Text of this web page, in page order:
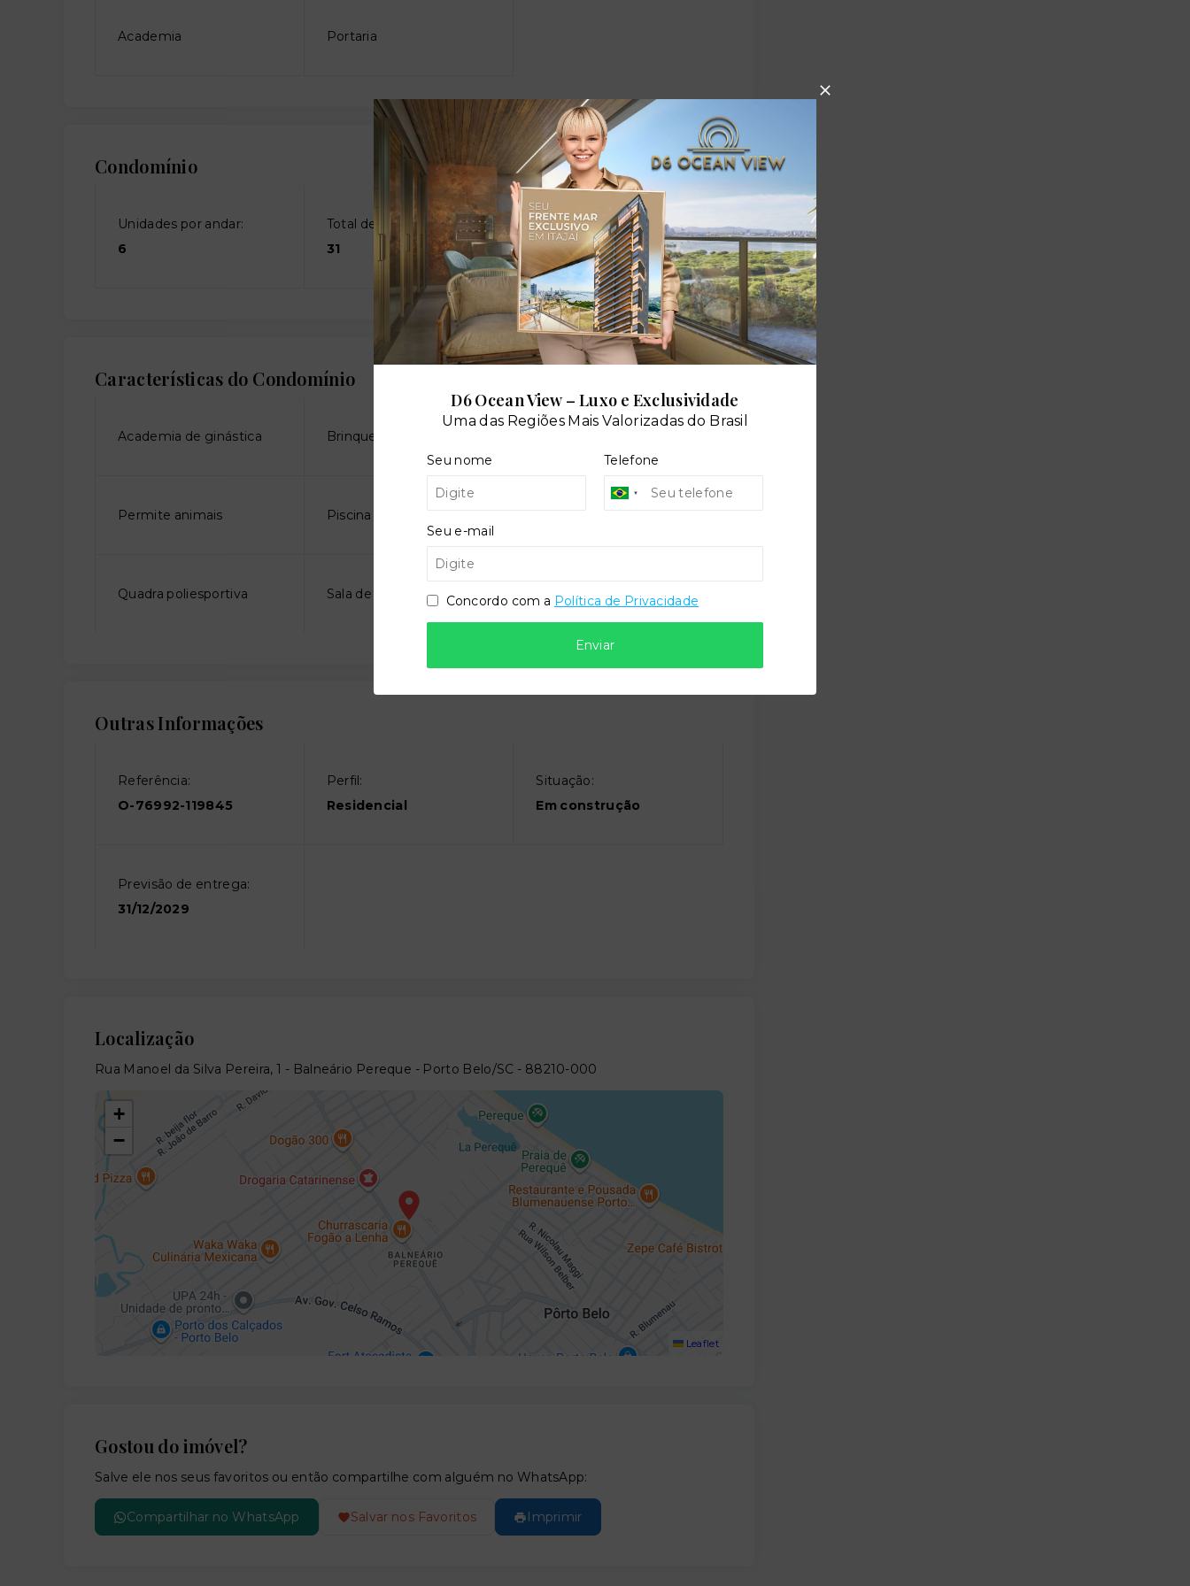
Academia Portaria
Condomínio
Unidades por andar:
6
Total de andares:
31
Características do Condomínio
Academia de ginástica Brinquedoteca
Permite animais Piscina adulto Playground
Quadra poliesportiva Sala de jogos Salão de festas
Outras Informações
Referência:
O-76992-119845
Perfil:
Residencial
Situação:
Em construção
Previsão de entrega:
31/12/2029
Localização
Rua Manoel da Silva Pereira, 1 - Balneário Pereque - Porto Belo/SC - 88210-000
+
−
Leaflet
Gostou do imóvel?
Salve ele nos seus favoritos ou então compartilhe com alguém no WhatsApp:
Compartilhar no WhatsApp Salvar nos Favoritos Imprimir
D6 Ocean View – Luxo e Exclusividade
Uma das Regiões Mais Valorizadas do Brasil
Seu nome Telefone
Seu e-mail
Concordo com a Política de Privacidade
Enviar